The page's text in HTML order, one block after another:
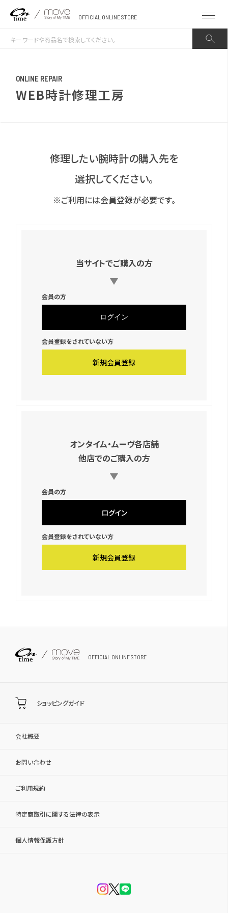
OFFICIAL ONLINE STORE
ONLINE REPAIR
WEB時計修理工房
修理したい腕時計の購入先を
選択してください。
※ご利用には会員登録が必要です。
当サイトでご購入の方
会員の方
会員登録をされていない方
新規会員登録
オンタイム・ムーヴ各店舗
他店でのご購入の方
会員の方
ログイン
会員登録をされていない方
新規会員登録
OFFICIAL ONLINE STORE
会社概要
お問い合わせ
ご利用規約
特定商取引に関する法律の表示
個人情報保護方針
ショッピングガイド